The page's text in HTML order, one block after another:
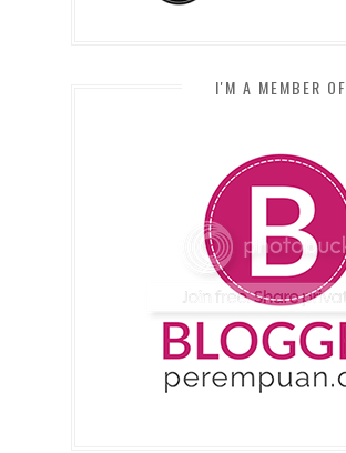
I'M A MEMBER OF